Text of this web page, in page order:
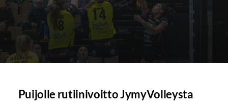
Puijolle rutiinivoitto JymyVolleysta